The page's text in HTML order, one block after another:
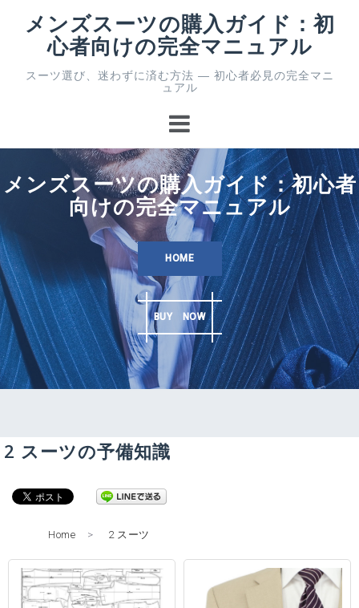
ッ
メンズスーツの購入ガイド：初
心者向けの完全マニュアル
スーツ選び、迷わずに済む方法 ― 初心者必見の完全マニ
ュアル
メンズスーツの購入ガイド：初心者
向けの完全マニュアル
HOME
BUY NOW
2 スーツの予備知識
Home > 2 スーツ